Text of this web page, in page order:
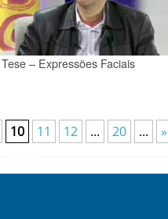
– Expressões Faciais
10 11 12 ... 20 ... »